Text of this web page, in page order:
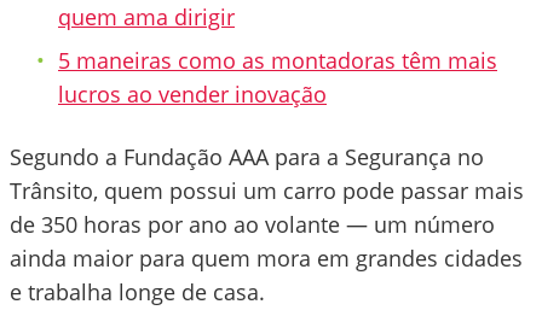
quem ama dirigir
5 maneiras como as montadoras têm mais
lucros ao vender inovação
Segundo a Fundação AAA para a Segurança no
Trânsito, quem possui um carro pode passar mais
de 350 horas por ano ao volante — um número
ainda maior para quem mora em grandes cidades
e trabalha longe de casa.